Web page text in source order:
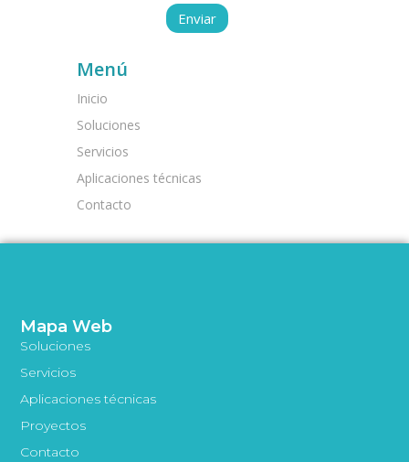
Menú
Inicio
Soluciones
Servicios
Aplicaciones técnicas
Contacto
Mapa Web
Soluciones
Servicios
Aplicaciones técnicas
Proyectos
Contacto